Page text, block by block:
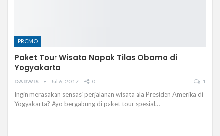
PROMO
Paket Tour Wisata Napak Tilas Obama di
Yogyakarta
DARWIS Jul 6, 2017 0 1
Ingin merasakan sensasi perjalanan wisata ala Presiden Amerika di
Yogyakarta? Ayo bergabung di paket tour spesial…